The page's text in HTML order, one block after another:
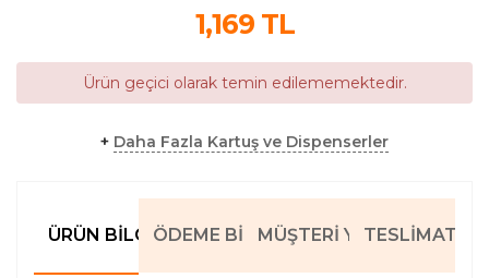
1,169TL
Ürün geçici olarak temin edilememektedir.
+ Daha Fazla Kartuş ve Dispenserler
ÜRÜN BILGILERIÖDEME BILGILERIMÜŞTERI YORUMLARI
TESLIMAT